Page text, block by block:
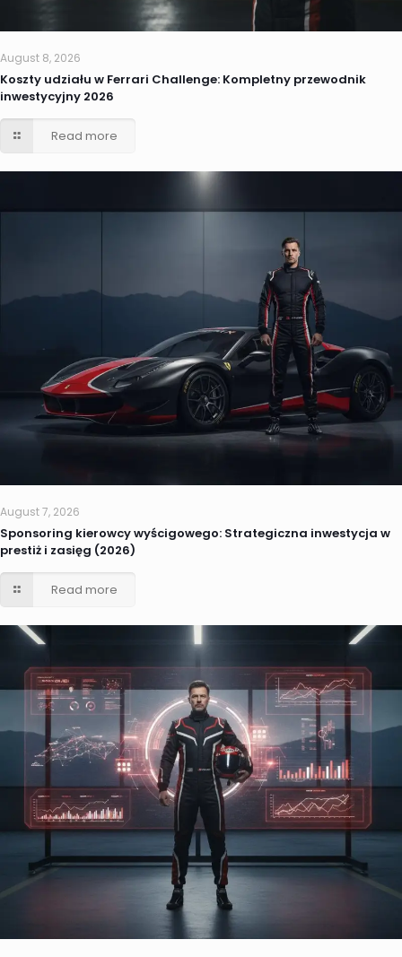
August 8, 2026
Koszty udziału w Ferrari Challenge: Kompletny przewodnik
inwestycyjny 2026
Read more
August 7, 2026
Sponsoring kierowcy wyścigowego: Strategiczna inwestycja w
prestiż i zasięg (2026)
Read more